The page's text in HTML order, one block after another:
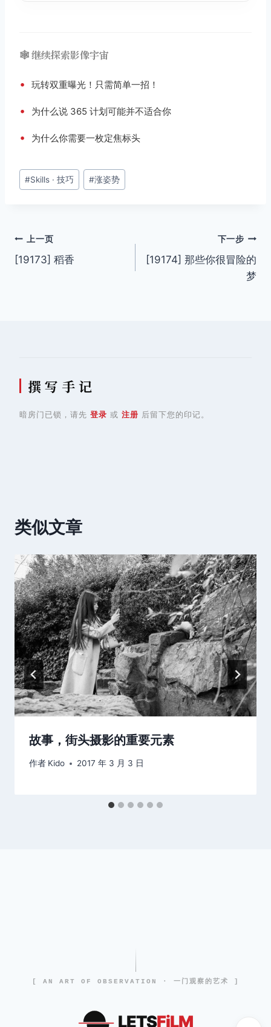
🕸️ 继续探索影像宇宙
• 玩转双重曝光！只需简单一招！
• 为什么说 365 计划可能并不适合你
• 为什么你需要一枚定焦标头
文
章
#Skills · 技巧 #涨姿势
文
章
上一页
[19173] 稻香
下一步
[19174] 那些你很冒险的
梦
撰 写 手 记
暗房门已锁，请先 登录 或 注册 后留下您的印记。
类似文章
故事，街头摄影的重要元素
作者 Kido 2017 年 3 月 3 日
[ AN ART OF OBSERVATION · 一门观察的艺术 ]
LETSFiLM